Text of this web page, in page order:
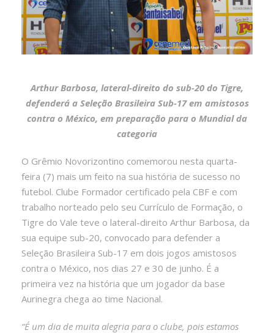
Arthur Barbosa, lateral-direito do sub-20 do Tigre,
defenderá a Seleção Brasileira Sub-17 em amistosos
contra o México, em preparação para o Mundial da
categoria
O Grêmio Novorizontino comemorou nesta quarta-
feira (7) mais um feito na sua história de sucesso no
futebol. Clube Formador certificado pela CBF e com
trabalho norteado pelo seu Currículo de Formação, o
Tigre do Vale teve o lateral-direito Arthur Barbosa, da
sua equipe sub-20, convocado para defender a
Seleção Brasileira Sub-17 em dois jogos amistosos
contra o México, nos dias 27 e 30 de junho. É a
primeira vez na história que um jogador da base
Aurinegra chega ao time Nacional.
“É um dia de muita alegria para o clube, pois estamos